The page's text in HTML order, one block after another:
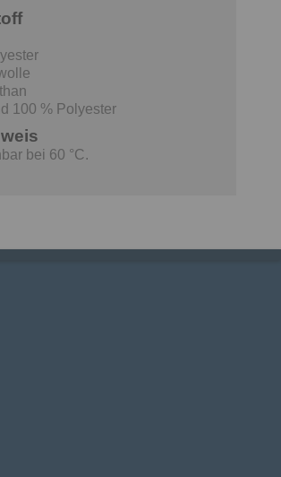
100 % Polyester
bei 60 °C.